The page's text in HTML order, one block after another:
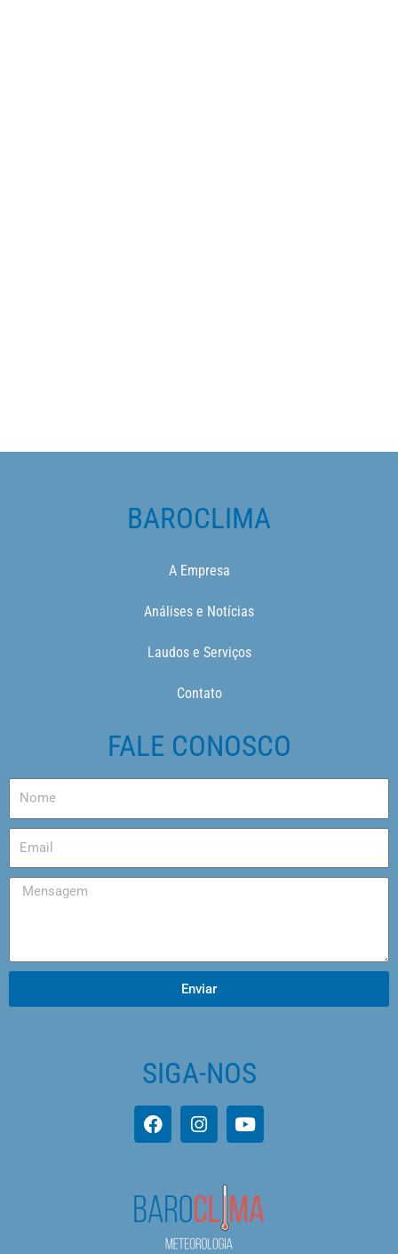
BAROCLIMA
A Empresa
Análises e Notícias
Laudos e Serviços
Contato
FALE CONOSCO
Enviar
SIGA-NOS